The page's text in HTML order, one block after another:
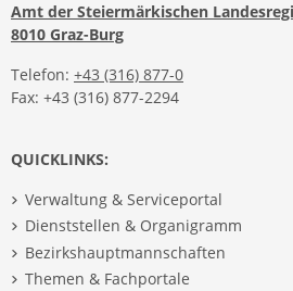
Amt der Steiermärkischen
8010 Graz-Burg
Telefon: +43 (316) 877-0
Fax: +43 (316) 877-2294
QUICKLINKS:
Verwaltung & Serviceportal
Dienststellen & Organigramm
Bezirkshauptmannschaften
Themen & Fachportale